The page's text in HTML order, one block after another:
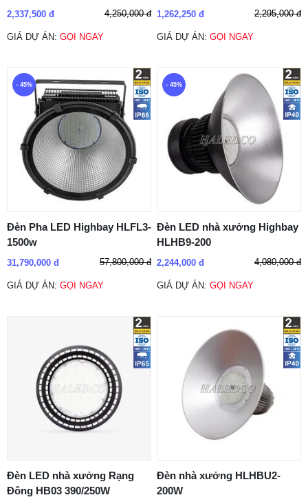
2,337,500 đ 4,250,000 đ
GIÁ DỰ ÁN: GỌI NGAY
1,262,250 đ 2,295,000 đ
GIÁ DỰ ÁN: GỌI NGAY
- 45%
Đèn Pha LED Highbay HLFL3-
1500w
31,790,000 đ 57,800,000 đ
GIÁ DỰ ÁN: GỌI NGAY
- 45%
Đèn LED nhà xưởng Highbay
HLHB9-200
2,244,000 đ 4,080,000 đ
GIÁ DỰ ÁN: GỌI NGAY
Đèn LED nhà xưởng Rạng
Đông HB03 390/250W
Đèn nhà xưởng HLHBU2-
200W